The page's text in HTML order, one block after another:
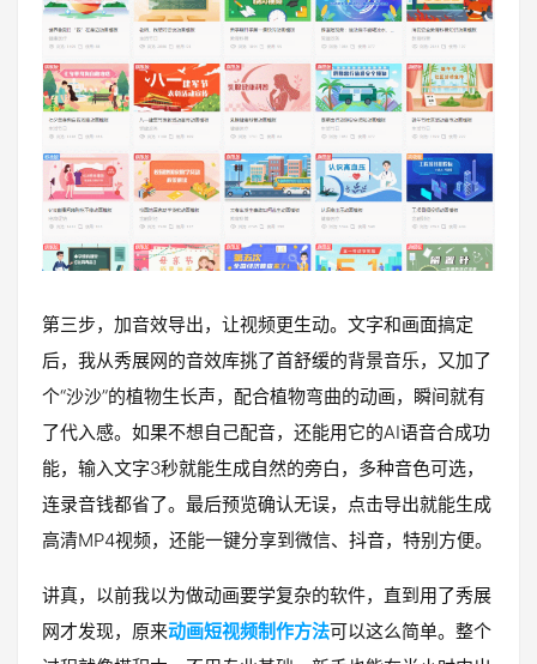
第三步，加音效导出，让视频更生动。文字和画面搞定
后，我从秀展网的音效库挑了首舒缓的背景音乐，又加了
个“沙沙”的植物生长声，配合植物弯曲的动画，瞬间就有
了代入感。如果不想自己配音，还能用它的AI语音合成功
能，输入文字3秒就能生成自然的旁白，多种音色可选，
连录音钱都省了。最后预览确认无误，点击导出就能生成
高清MP4视频，还能一键分享到微信、抖音，特别方便。
讲真，以前我以为做动画要学复杂的软件，直到用了秀展
网才发现，原来动画短视频制作方法可以这么简单。整个